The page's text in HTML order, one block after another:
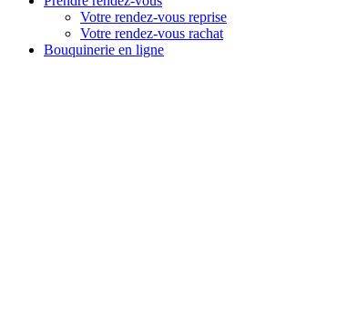
Votre rendez-vous reprise
Votre rendez-vous rachat
Bouquinerie en ligne